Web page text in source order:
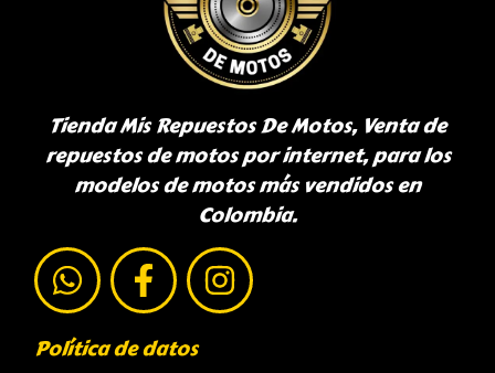
Tienda Mis Repuestos De Motos, Venta de
repuestos de motos por internet, para los
modelos de motos más vendidos en
Colombia.
Política de datos